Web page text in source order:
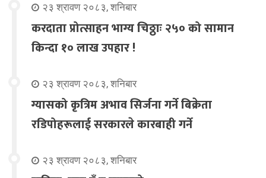
२३ श्रावण २०८३, शनिबार
करदाता प्रोत्साहन भाग्य चिठ्ठाः २५० को सामान
किन्दा १० लाख उपहार !
२३ श्रावण २०८३, शनिबार
ग्यासको कृत्रिम अभाव सिर्जना गर्ने बिक्रेता
रडिपोहरूलाई सरकारले कारबाही गर्ने
२३ श्रावण २०८३, शनिबार